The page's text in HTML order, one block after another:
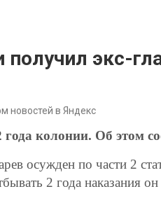
экс-
новостей в Яндекс
колонии. Об этом
осужден по части 2
2 года наказания